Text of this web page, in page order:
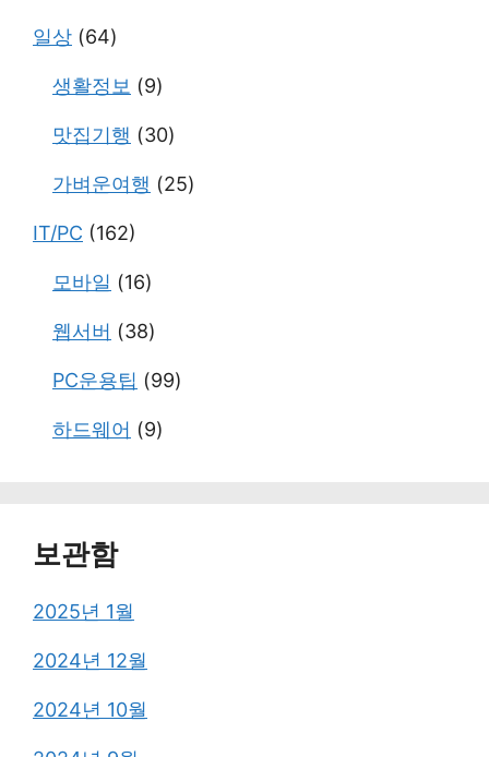
일상 (64)
생활정보 (9)
맛집기행 (30)
가벼운여행 (25)
IT/PC (162)
모바일 (16)
웹서버 (38)
PC운용팁 (99)
하드웨어 (9)
보관함
2025년 1월
2024년 12월
2024년 10월